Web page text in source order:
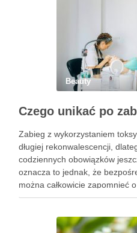
Beauty
Zabieg z wykorzystaniem
długiej rekonwalescencji,
codziennych obowiązków
oznacza to jednak, że
można całkowicie zapomnieć
Pierwsze godziny i dni po